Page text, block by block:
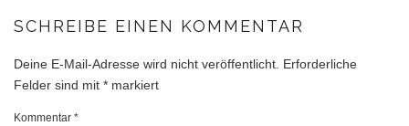
SCHREIBE EINEN KOMMENTAR
Deine E-Mail-Adresse wird nicht veröffentlicht. Erforderliche
Felder sind mit * markiert
Kommentar *